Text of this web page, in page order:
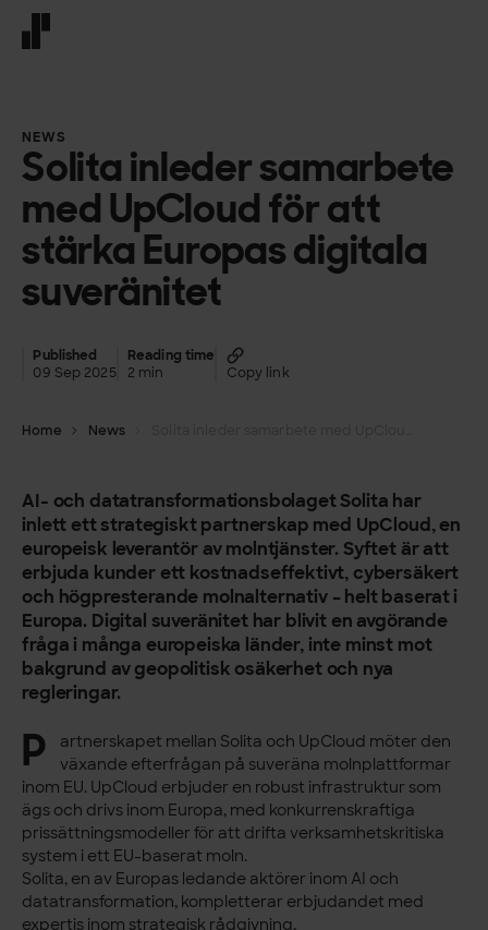
NEWS
Solita inleder samarbete
med UpCloud för att
stärka Europas digitala
suveränitet
Published
09 Sep 2025
Reading time
2 min
Copy link
Home News
AI- och datatransformationsbolaget Solita har
inlett ett strategiskt partnerskap med UpCloud, en
europeisk leverantör av molntjänster. Syftet är att
erbjuda kunder ett kostnadseffektivt, cybersäkert
och högpresterande molnalternativ – helt baserat i
Europa. Digital suveränitet har blivit en avgörande
fråga i många europeiska länder, inte minst mot
bakgrund av geopolitisk osäkerhet och nya
regleringar.
P
artnerskapet mellan Solita och UpCloud möter den
växande efterfrågan på suveräna molnplattformar
inom EU. UpCloud erbjuder en robust infrastruktur som
ägs och drivs inom Europa, med konkurrenskraftiga
prissättningsmodeller för att drifta verksamhetskritiska
system i ett EU-baserat moln.
Solita, en av Europas ledande aktörer inom AI och
datatransformation, kompletterar erbjudandet med
expertis inom strategisk rådgivning,